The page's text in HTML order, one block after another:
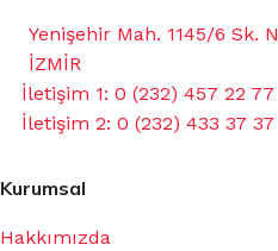
Yenişehir Mah. 1145/6 Sk.
İZMİR
İletişim 1: 0 (232) 457 22 77
İletişim 2: 0 (232) 433 37 37
Kurumsal
Hakkımızda